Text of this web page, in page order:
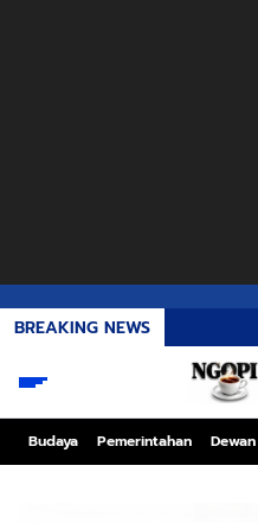
BREAKING NEWS
Budaya Pemerintahan Dewan